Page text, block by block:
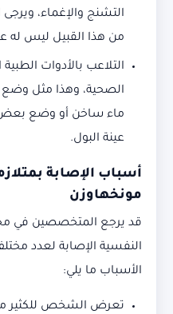
التشنج والإغماء،
من هذا القبيل ليس له
التلاعب بالأدوات
الصحية، وهذا مثل وضع
ماء ساخن أو وضع
عينة البول.
أسباب الإصابة
مونخهاوزن
قد يرجع المتخصصين في
النفسية الإصابة لعدد
الأسباب ما يلي:
تعرض الشخص للكثير